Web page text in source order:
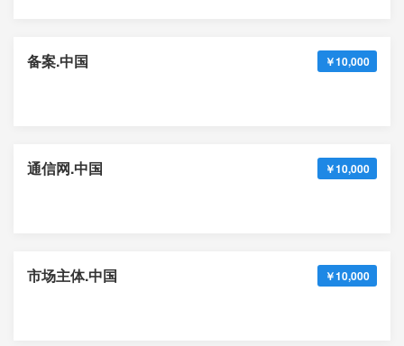
备案.中国 ￥10,000
通信网.中国 ￥10,000
市场主体.中国 ￥10,000